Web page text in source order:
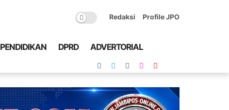
Redaksi Profile JPO
PENDIDIKAN DPRD ADVERTORIAL